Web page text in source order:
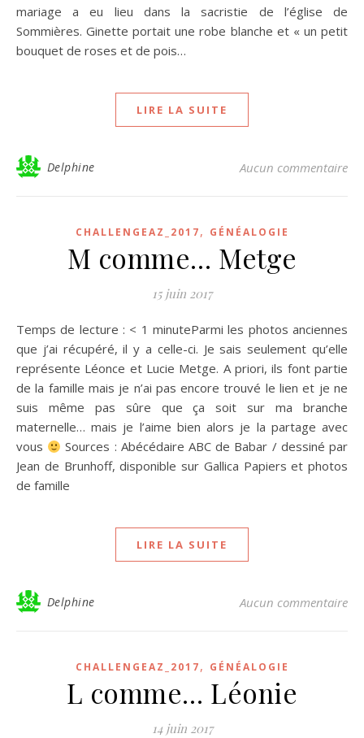
mariage a eu lieu dans la sacristie de l’église de
Sommières. Ginette portait une robe blanche et « un petit
bouquet de roses et de pois…
LIRE LA SUITE
Delphine Aucun commentaire
CHALLENGEAZ_2017, GÉNÉALOGIE
M comme… Metge
15 juin 2017
Temps de lecture : < 1 minuteParmi les photos anciennes
que j’ai récupéré, il y a celle-ci. Je sais seulement qu’elle
représente Léonce et Lucie Metge. A priori, ils font partie
de la famille mais je n’ai pas encore trouvé le lien et je ne
suis même pas sûre que ça soit sur ma branche
maternelle… mais je l’aime bien alors je la partage avec
vous
Sources : Abécédaire ABC de Babar / dessiné par
Jean de Brunhoff, disponible sur Gallica Papiers et photos
de famille
LIRE LA SUITE
Delphine Aucun commentaire
CHALLENGEAZ_2017, GÉNÉALOGIE
L comme… Léonie
14 juin 2017